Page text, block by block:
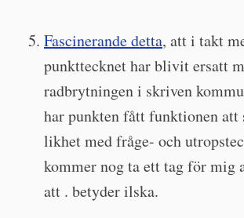
Fascinerande detta, att i takt
punkttecknet har blivit ersatt
radbrytningen i skriven
har punkten fått funktionen att
likhet med fråge- och
kommer nog ta ett tag för mig
att . betyder ilska.